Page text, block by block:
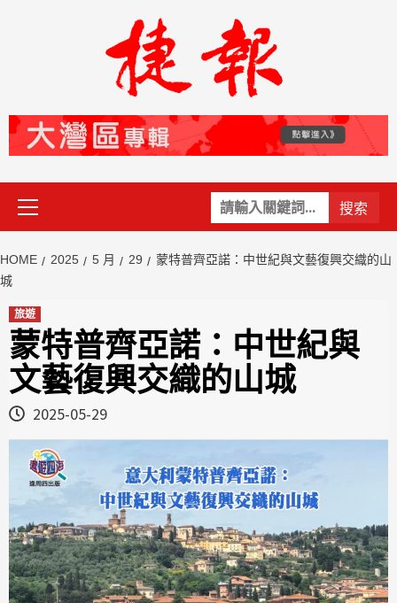
關
鍵
Primary
Menu
HOME 2025 5 月 29
蒙特普齊亞諾：中世紀與文藝復興交織的山
城
旅遊
蒙特普齊亞諾：中世紀與
文藝復興交織的山城
2025-05-29